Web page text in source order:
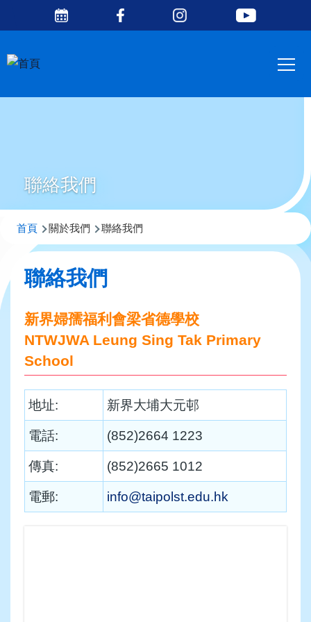
移至主內容
Media
聯絡我們
導
連
首頁 關於我們 聯絡我們
聯絡我們
新界婦孺福利會梁省德學校
NTWJWA Leung Sing Tak Primary
School
地址: 新界大埔大元邨
電話: (852)2664 1223
傳真: (852)2665 1012
電郵: info@taipolst.edu.hk